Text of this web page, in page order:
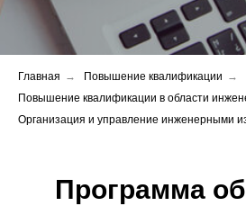
Главная → Повышение квалификации →
Повышение квалификации в области
Организация и управление инженерными
Программа